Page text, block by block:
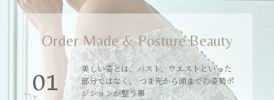
Order Made & Posture Beauty
01
美しい姿とは、バスト、ウエストといった
部分ではなく、 つま先から頭までの姿勢ポ
ジションが整う事